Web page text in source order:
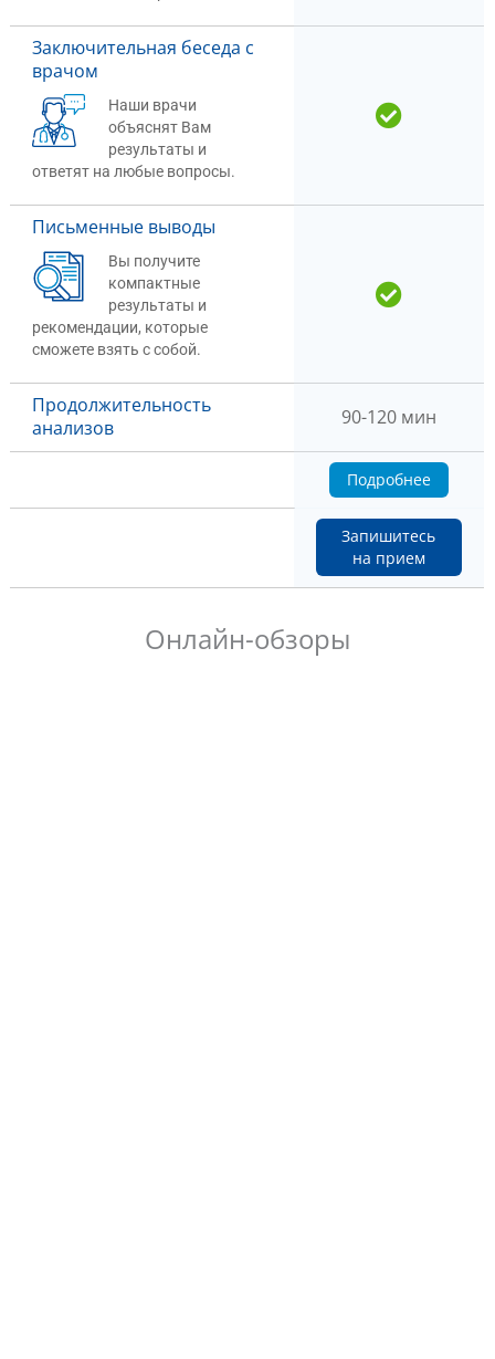
Заключительная беседа с
врачом
Наши врачи
объяснят Вам
результаты и
ответят на любые вопросы.
Письменные выводы
Вы получите
компактные
результаты и
рекомендации, которые
сможете взять с собой.
Продолжительность
анализов
90-120 мин
Подробнее
Запишитесь
на прием
Онлайн-обзоры